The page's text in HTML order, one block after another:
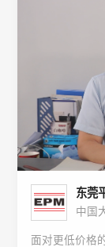
东莞
中国
面对更低价格